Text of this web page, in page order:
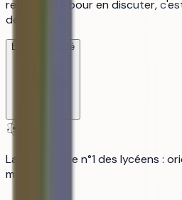
recontacte pour en discuter,
de compte.
Être recontacté
La plateforme n°1 des lycéens :
média.